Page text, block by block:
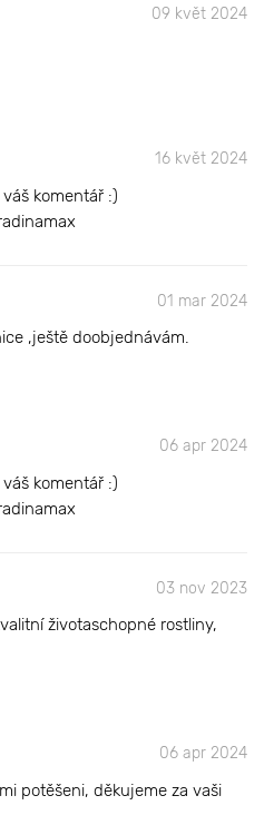
09 květ 2024
16 květ 2024
komentář :)
01 mar 2024
,ještě doobjednávám.
06 apr 2024
komentář :)
03 nov 2023
životaschopné rostliny,
06 apr 2024
potěšeni, děkujeme za vaši